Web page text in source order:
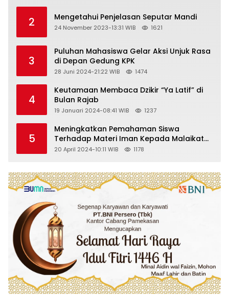
Nujum Sampang
2 Mengetahui Penjelasan Seputar Mandi
24 November 2023-13:31 WIB 1621
3
Puluhan Mahasiswa Gelar Aksi Unjuk Rasa
di Depan Gedung KPK
28 Juni 2024-21:22 WIB 1474
4
Keutamaan Membaca Dzikir “Ya Latif” di
Bulan Rajab
19 Januari 2024-08:41 WIB 1237
5
Meningkatkan Pemahaman Siswa
Terhadap Materi Iman Kepada Malaikat
Allah Melalui Metode Pembelajaran
20 April 2024-10:11 WIB 1178